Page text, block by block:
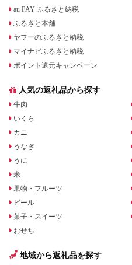
au PAY ふるさと納税
ふるさと本舗
ヤフーのふるさと納税
マイナビふるさと納税
ポイント還元キャンペーン
人気の返礼品から探す
牛肉
いくら
カニ
うなぎ
うに
米
果物・フルーツ
ビール
菓子・スイーツ
おせち
地域から返礼品を探す